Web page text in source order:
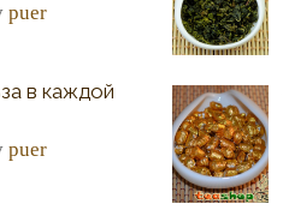
puer
в каждой
puer